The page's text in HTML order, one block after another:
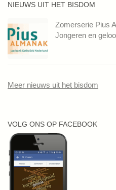
NIEUWS UIT HET BISDOM
Zomerserie Pius
Jongeren en
Meer nieuws uit het bisdom
VOLG ONS OP FACEBOOK